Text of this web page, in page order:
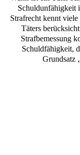
Schuldunfähigkeit
Strafrecht kennt
Täters
Strafbemessung
Schuldfähigkeit,
Grundsatz